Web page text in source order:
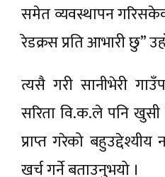
समेत व्यवस्थापन
रेडक्रस प्रति आभारी छु”
त्यसै गरी सानीभेरी
सरिता वि.क.ले पनि खुसी
प्राप्त गरेको
खर्च गर्ने बताउनुभयो ।